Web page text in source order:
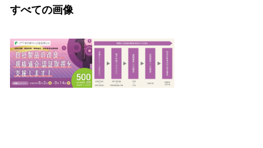
すべての画像